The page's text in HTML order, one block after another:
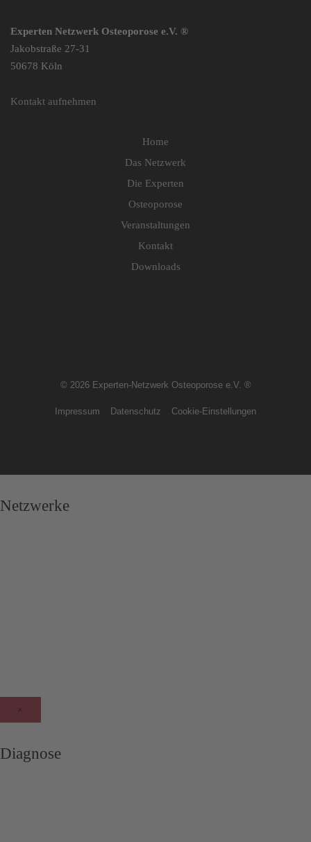
Experten Netzwerk Osteoporose e.V. ®
Jakobstraße 27-31
50678 Köln
Kontakt aufnehmen
Home
Das Netzwerk
Die Experten
Osteoporose
Veranstaltungen
Kontakt
Downloads
© 2026 Experten-Netzwerk Osteoporose e.V. ®
Impressum Datenschutz Cookie-Einstellungen
Netzwerke
×
Diagnose